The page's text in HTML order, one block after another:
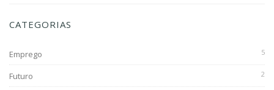
CATEGORIAS
Emprego 5
Futuro 2